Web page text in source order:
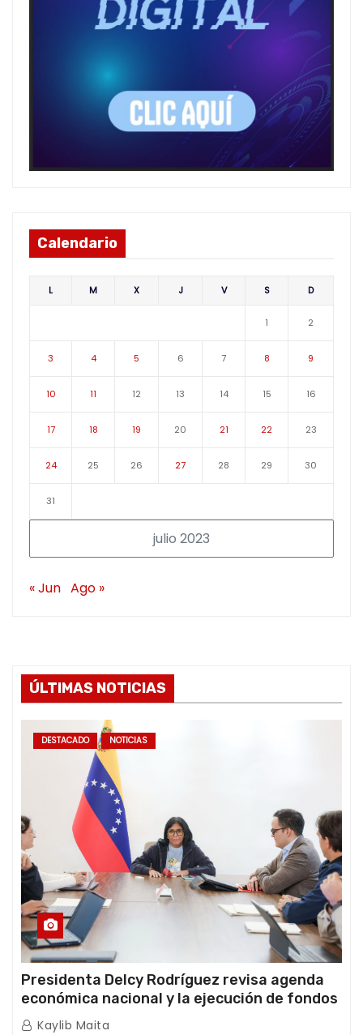
Calendario
julio 2023
L M X J V S D
1 2
3 4 5 6 7 8 9
10 11 12 13 14 15 16
17 18 19 20 21 22 23
24 25 26 27 28 29 30
31
« Jun Ago »
ÚLTIMAS NOTICIAS
DESTACADO NOTICIAS
Presidenta Delcy Rodríguez revisa agenda
económica nacional y la ejecución de fondos
de emergencia post-sismos
Kaylib Maita